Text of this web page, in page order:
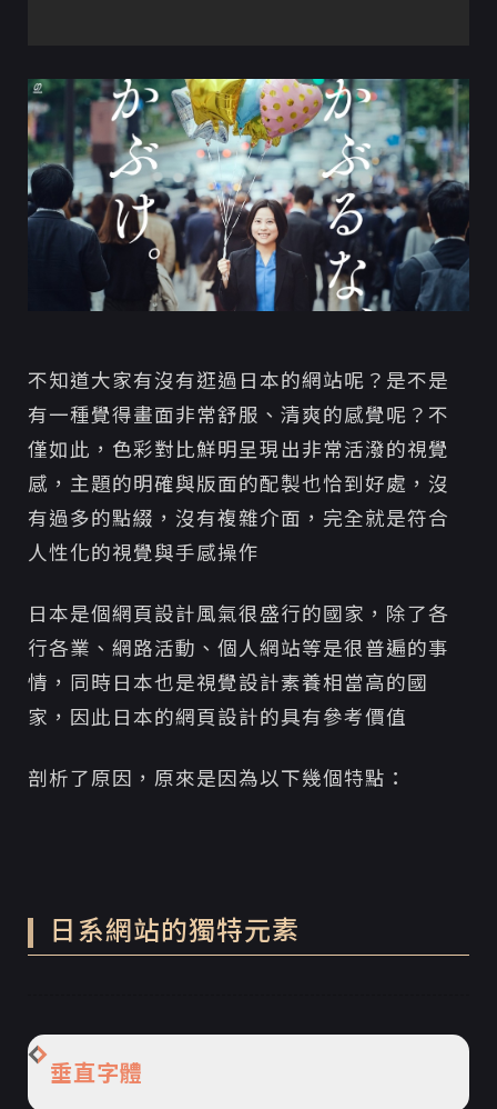
不知道大家有沒有逛過日本的網站呢？是不是
有一種覺得畫面非常舒服、清爽的感覺呢？不
僅如此，色彩對比鮮明呈現出非常活潑的視覺
感，主題的明確與版面的配製也恰到好處，沒
有過多的點綴，沒有複雜介面，完全就是符合
人性化的視覺與手感操作
日本是個網頁設計風氣很盛行的國家，除了各
行各業、網路活動、個人網站等是很普遍的事
情，同時日本也是視覺設計素養相當高的國
家，因此日本的網頁設計的具有參考價值
剖析了原因，原來是因為以下幾個特點：
日系網站的獨特元素
垂直字體